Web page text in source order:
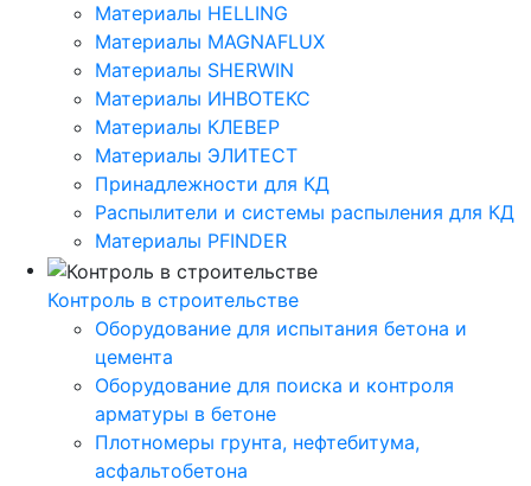
Материалы HELLING
Материалы MAGNAFLUX
Материалы SHERWIN
Материалы ИНВОТЕКС
Материалы КЛЕВЕР
Материалы ЭЛИТЕСТ
Принадлежности для КД
Распылители и системы распыления для КД
Материалы PFINDER
Контроль в строительстве
Оборудование для испытания бетона и
цемента
Оборудование для поиска и контроля
арматуры в бетоне
Плотномеры грунта, нефтебитума,
асфальтобетона